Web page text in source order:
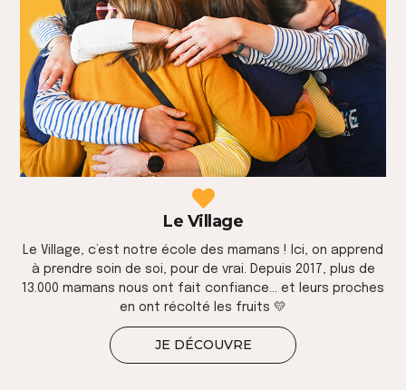
Le Village
Le Village, c’est notre école des mamans ! Ici, on apprend
à prendre soin de soi, pour de vrai. Depuis 2017, plus de
13.000 mamans nous ont fait confiance… et leurs proches
en ont récolté les fruits 💛
JE DÉCOUVRE